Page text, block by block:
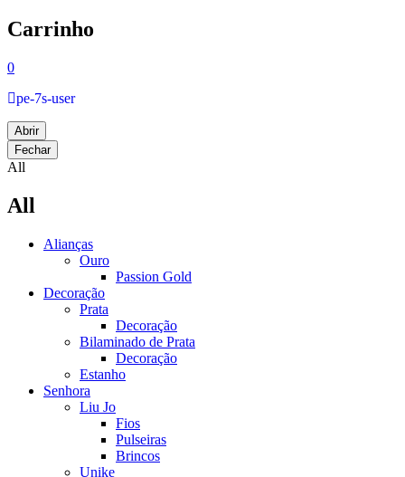
Carrinho
0
pe-7s-user
Abrir
Fechar
All
All
Alianças
Ouro
Passion Gold
Decoração
Prata
Decoração
Bilaminado de Prata
Decoração
Estanho
Senhora
Liu Jo
Fios
Pulseiras
Brincos
Unike